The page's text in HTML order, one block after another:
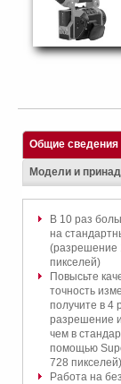
Общие сведения
В 10 раз
на
(разрешение
пикселей)
Повысьте
точность
получите в 4
разрешение
чем в
помощью
728 пикселей)
Работа на
Модели и